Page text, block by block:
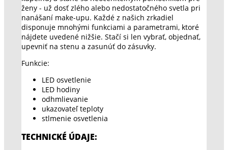
ženy - už dosť zlého alebo nedostatočného svetla pri
nanášaní make-upu. Každé z našich zrkadiel
disponuje mnohými funkciami a parametrami, ktoré
nájdete uvedené nižšie. Stačí si len vybrať, objednať,
upevniť na stenu a zasunúť do zásuvky.
Funkcie:
LED osvetlenie
LED hodiny
odhmlievanie
ukazovateľ teploty
stlmenie osvetlenia
TECHNICKÉ ÚDAJE: